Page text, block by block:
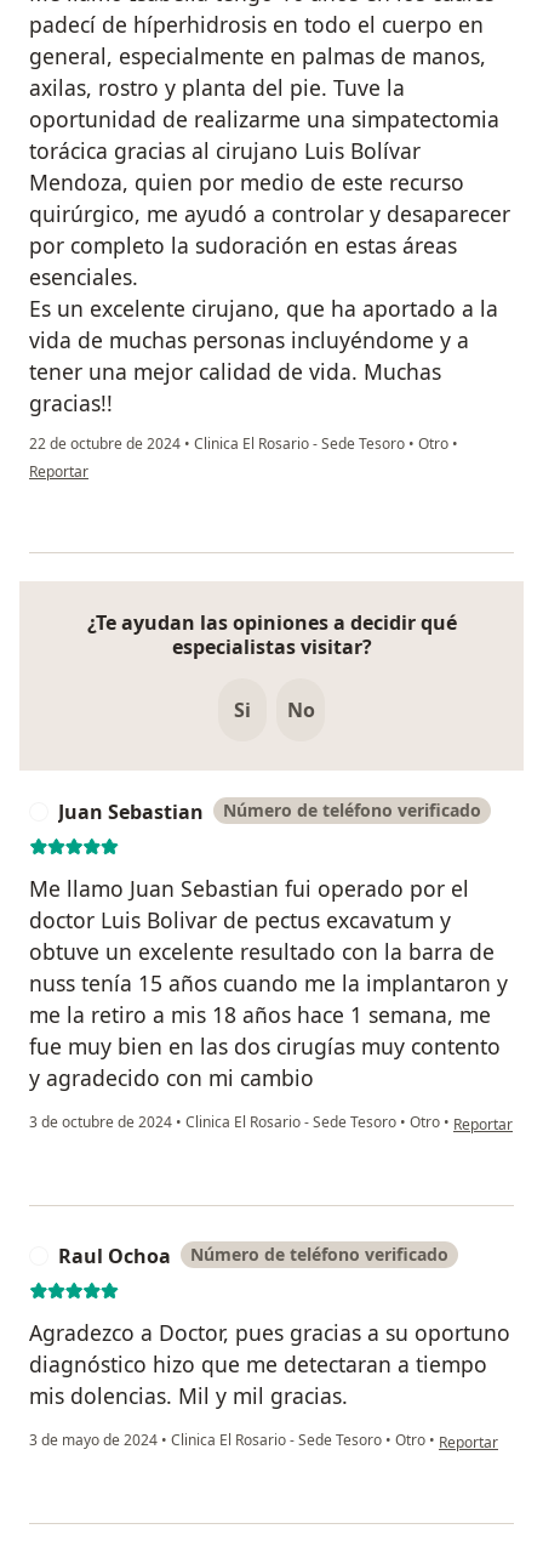
padecí de híperhidrosis en todo el cuerpo en
general, especialmente en palmas de manos,
axilas, rostro y planta del pie. Tuve la
oportunidad de realizarme una simpatectomia
torácica gracias al cirujano Luis Bolívar
Mendoza, quien por medio de este recurso
quirúrgico, me ayudó a controlar y desaparecer
por completo la sudoración en estas áreas
esenciales.
Es un excelente cirujano, que ha aportado a la
vida de muchas personas incluyéndome y a
tener una mejor calidad de vida. Muchas
gracias!!
22 de octubre de 2024 • Clinica El Rosario - Sede Tesoro • Otro •
en opinión del usuario Isabella
Reportar
¿Te ayudan las opiniones a decidir qué
especialistas visitar?
Si No
Juan Sebastian Número de teléfono verificado
Me llamo Juan Sebastian fui operado por el
doctor Luis Bolivar de pectus excavatum y
obtuve un excelente resultado con la barra de
nuss tenía 15 años cuando me la implantaron y
me la retiro a mis 18 años hace 1 semana, me
fue muy bien en las dos cirugías muy contento
y agradecido con mi cambio
3 de octubre de 2024 • Clinica El Rosario - Sede Tesoro • Otro • en opinión
Reportar
Raul Ochoa Número de teléfono verificado
Agradezco a Doctor, pues gracias a su oportuno
diagnóstico hizo que me detectaran a tiempo
mis dolencias. Mil y mil gracias.
3 de mayo de 2024 • Clinica El Rosario - Sede Tesoro • Otro • en opinión del
Reportar